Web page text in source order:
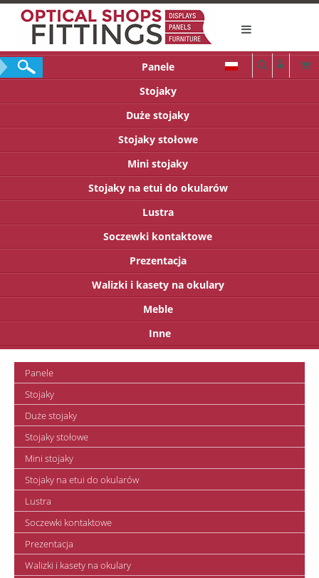
Panele
Stojaky
Duże stojaky
Stojaky stołowe
Mini stojaky
Stojaky na etui do okularów
Lustra
Soczewki kontaktowe
Prezentacja
Walizki i kasety na okulary
Meble
Inne
Panele
Stojaky
Duże stojaky
Stojaky stołowe
Mini stojaky
Stojaky na etui do okularów
Lustra
Soczewki kontaktowe
Prezentacja
Walizki i kasety na okulary